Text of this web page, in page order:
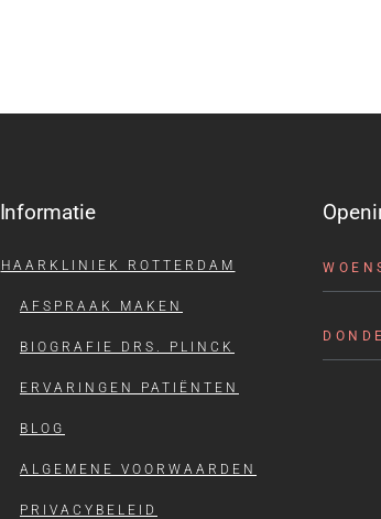
Informatie
HAARKLINIEK ROTTERDAM
AFSPRAAK MAKEN
BIOGRAFIE DRS. PLINCK
ERVARINGEN PATIËNTEN
BLOG
ALGEMENE VOORWAARDEN
PRIVACYBELEID